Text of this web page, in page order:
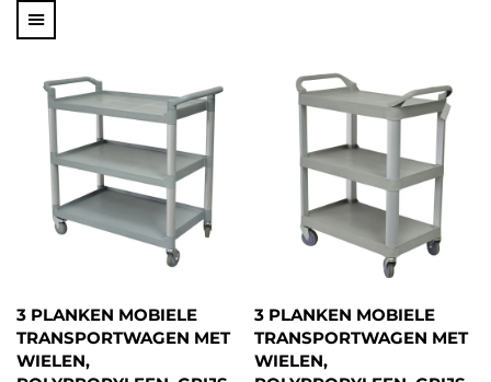
3 PLANKEN MOBIELE
TRANSPORTWAGEN MET
WIELEN,
3 PLANKEN MOBIELE
TRANSPORTWAGEN MET
WIELEN,